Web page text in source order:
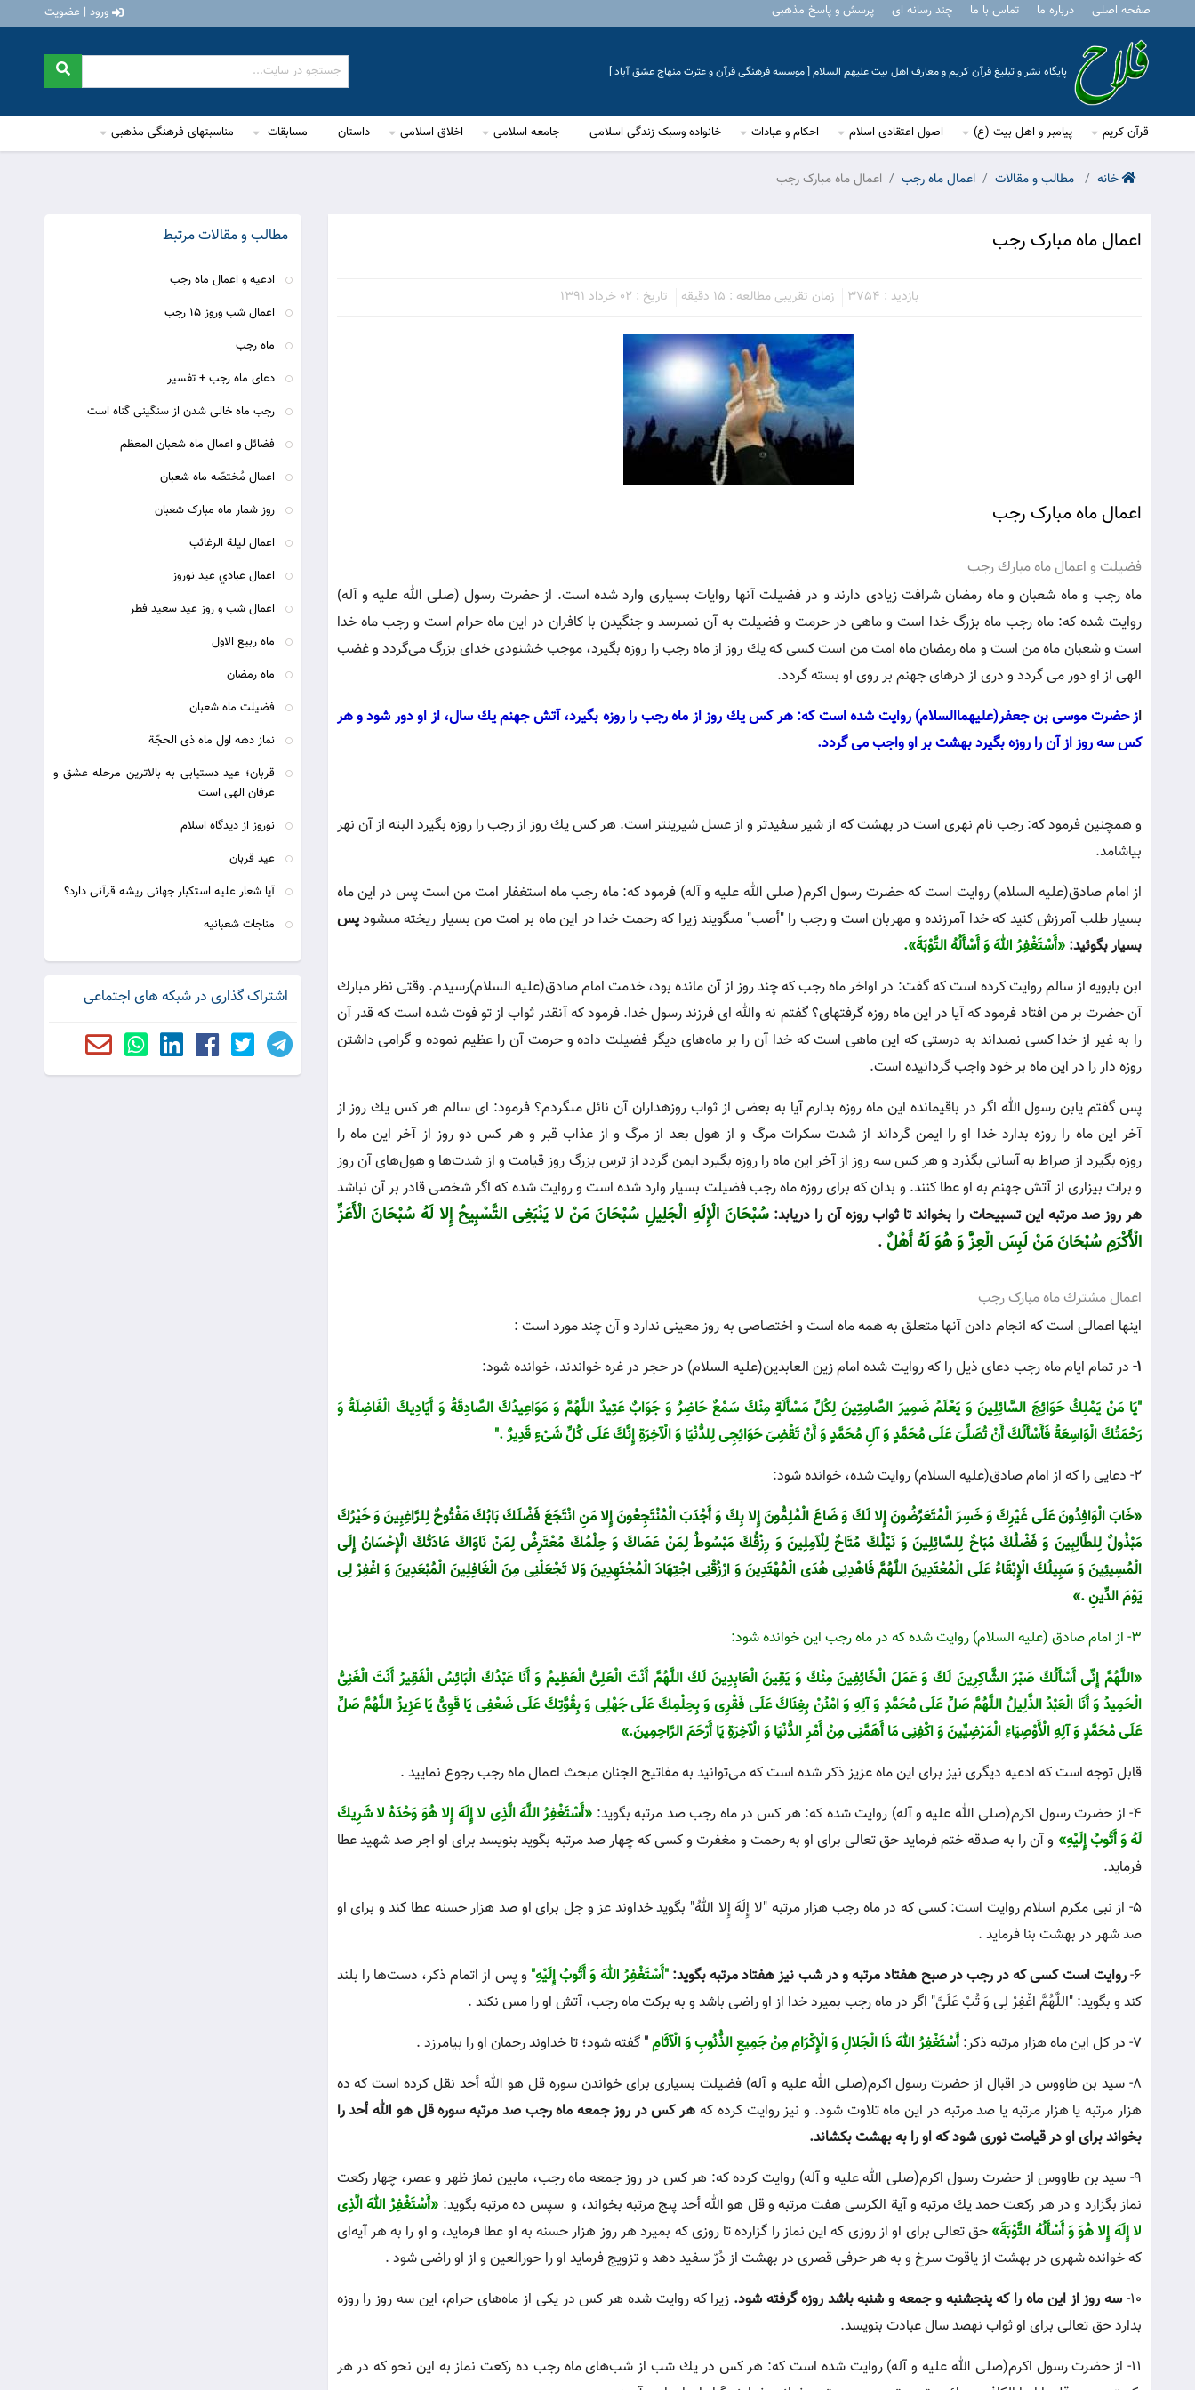
صفحه اصلی درباره ما تماس با ما چند رسانه ای پرسش و پاسخ مذهبی ورود | عضویت
پایگاه نشر و تبلیغ قرآن کریم و معارف اهل بیت علیهم السلام [ موسسه فرهنگی قرآن و عترت منهاج عشق آباد ]
قرآن کریم پیامبر و اهل بیت (ع) اصول اعتقادی اسلام احکام و عبادات خانواده وسبک زندگی اسلامی جامعه اسلامی اخلاق اسلامی داستان مسابقات مناسبتهای فرهنگی مذهبی
خانه مطالب و مقالات اعمال ماه رجب اعمال ماه مبارک رجب
اعمال ماه مبارک رجب
بازدید : 3754 زمان تقریبی مطالعه : 15 دقیقه تاریخ : 02 خرداد 1391
اعمال ماه مبارک رجب
فضیلت و اعمال ماه مبارك رجب
ماه رجب و ماه شعبان و ماه رمضان شرافت زیادی دارند و در فضیلت آنها روایات بسیاری وارد شده است. از حضرت رسول (صلى الله علیه و آله)
روایت شده كه: ماه رجب ماه بزرگ خدا است و ماهى در حرمت و فضیلت به آن نمى‏رسد و جنگیدن با كافران در این ماه حرام است و رجب ماه خدا
است و شعبان ماه من است و ماه رمضان ماه امت من است كسى كه یك روز از ماه رجب را روزه بگیرد، موجب خشنودى خدای بزرگ می‌گردد و غضب
الهى از او دور می گردد و درى از درهاى جهنم بر روى او بسته گردد.
از حضرت موسى بن جعفر(علیهماالسلام) روایت شده است كه: هر كس یك روز از ماه رجب را روزه بگیرد، آتش جهنم یك سال، از او دور شود و هر
كس سه روز از آن را روزه بگیرد بهشت بر او واجب می گردد.
و همچنین فرمود كه: رجب نام نهرى است در بهشت که از شیر سفیدتر و از عسل شیرین‏تر است. هر كس یك روز از رجب را روزه بگیرد البته از آن نهر
بیاشامد.
از امام صادق(علیه السلام) روایت است كه حضرت رسول اکرم( صلى الله علیه و آله) فرمود كه: ماه رجب ماه استغفار امت من است پس در این ماه
بسیار طلب آمرزش كنید كه خدا آمرزنده و مهربان است و رجب را "أصب" مى‏گویند زیرا كه رحمت خدا در این ماه بر امت من بسیار ریخته مى‏شودپس
بسیار بگوئید: «أَسْتَغْفِرُ اللهَ وَ أَسْأَلُهُ التَّوْبَةَ».
ابن بابویه از سالم روایت كرده است كه گفت: در اواخر ماه رجب كه چند روز از آن مانده بود، خدمت امام صادق(علیه السلام)رسیدم. وقتی نظر مبارك
آن حضرت بر من افتاد فرمود كه آیا در این ماه روزه گرفته‏اى؟ گفتم نه والله اى فرزند رسول خدا. فرمود كه آنقدر ثواب از تو فوت شده است كه قدر آن
را به غیر از خدا كسى نمى‏داند به درستى كه این ماهى است كه خدا آن را بر ماه‌هاى دیگر فضیلت داده و حرمت آن را عظیم نموده و گرامی داشتن
روزه دار را در این ماه بر خود واجب گردانیده است.
پس گفتم یابن رسول الله اگر در باقیمانده این ماه روزه بدارم آیا به بعضى از ثواب روزه‏داران آن نائل مى‏گردم؟ فرمود: اى سالم هر كس یك روز از
آخر این ماه را روزه بدارد خدا او را ایمن گرداند از شدت سكرات مرگ و از هول بعد از مرگ و از عذاب قبر و هر كس دو روز از آخر این ماه را
روزه بگیرد از صراط به آسانى بگذرد و هر كس سه روز از آخر این ماه را روزه بگیرد ایمن گردد از ترس بزرگ روز قیامت و از شدت‌ها و هول‌هاى آن روز
و برات بیزارى از آتش جهنم به او عطا كنند. و بدان كه براى روزه ماه رجب فضیلت بسیار وارد شده است و روایت شده كه اگر شخصی قادر بر آن نباشد
هر روز صد مرتبه این تسبیحات را بخواند تا ثواب روزه آن را دریابد:سُبْحَانَ الْإِلَهِ الْجَلِیلِ سُبْحَانَ مَنْ لا یَنْبَغِى التَّسْبِیحُ إِلا لَهُ سُبْحَانَ الْأَعَزِّ
الْأَكْرَمِ سُبْحَانَ مَنْ لَبِسَ الْعِزََّ وَ هُوَ لَهُ أَهْلٌ .
اعمال مشترك ماه مبارک رجب
اینها اعمالی است كه انجام دادن آنها متعلق به همه ماه است و اختصاصى به روز معینی ندارد و آن چند مورد است :
1- در تمام ایام ماه رجب دعای ذیل را که روایت شده امام زین العابدین(علیه السلام) در حجر در غره خواندند، خوانده شود:
"یَا مَنْ یَمْلِكُ حَوَائِجَ السَّائِلِینَ وَ یَعْلَمُ ضَمِیرَ الصَّامِتِینَ لِكُلِّ مَسْأَلَةٍ مِنْكَ سَمْعٌ حَاضِرٌ وَ جَوَابٌ عَتِیدٌ اللَّهُمَّ وَ مَوَاعِیدُكَ الصَّادِقَةُ وَ أَیَادِیكَ الْفَاضِلَةُ وَ
رَحْمَتُكَ الْوَاسِعَةُ فَأَسْأَلُكَ أَنْ تُصَلِّىَ عَلَى مُحَمَّدٍ وَ آلِ مُحَمَّدٍ وَ أَنْ تَقْضِىَ حَوَائِجِى لِلدُّنْیَا وَ الْآخِرَةِ إِنَّكَ عَلَى كُلِّ شَىْ‏ءٍ قَدِیرٌ ."
2- دعایی را كه از امام صادق(علیه السلام) روایت شده، خوانده شود:
«خَابَ الْوَافِدُونَ عَلَى غَیْرِكَ وَ خَسِرَ الْمُتَعَرِّضُونَ إِلا لَكَ وَ ضَاعَ الْمُلِمُّونَ إِلا بِكَ وَ أَجْدَبَ الْمُنْتَجِعُونَ إِلا مَنِ انْتَجَعَ فَضْلَكَ بَابُكَ مَفْتُوحٌ لِلرَّاغِبِینَ وَ خَیْرُكَ
مَبْذُولٌ لِلطَّالِبِینَ وَ فَضْلُكَ مُبَاحٌ لِلسَّائِلِینَ وَ نَیْلُكَ مُتَاحٌ لِلْآمِلِینَ وَ رِزْقُكَ مَبْسُوطٌ لِمَنْ عَصَاكَ وَ حِلْمُكَ مُعْتَرِضٌ لِمَنْ نَاوَاكَ عَادَتُكَ الْإِحْسَانُ إِلَى
الْمُسِیئِینَ وَ سَبِیلُكَ الْإِبْقَاءُ عَلَى الْمُعْتَدِینَ اللَّهُمَّ فَاهْدِنِى هُدَى الْمُهْتَدِینَ وَ ارْزُقْنِى اجْتِهَادَ الْمُجْتَهِدِینَ وَلا تَجْعَلْنِى مِنَ الْغَافِلِینَ الْمُبْعَدِینَ وَ اغْفِرْ لِى
یَوْمَ الدِّینِ .»
3- از امام صادق (علیه السلام) روایت شده كه در ماه رجب این خوانده شود:
«اللَّهُمَّ إِنِّى أَسْأَلُكَ صَبْرَ الشَّاكِرِینَ لَكَ وَ عَمَلَ الْخَائِفِینَ مِنْكَ وَ یَقِینَ الْعَابِدِینَ لَكَ اللَّهُمَّ أَنْتَ الْعَلِىُّ الْعَظِیمُ وَ أَنَا عَبْدُكَ الْبَائِسُ الْفَقِیرُ أَنْتَ الْغَنِىُّ
الْحَمِیدُ وَ أَنَا الْعَبْدُ الذَّلِیلُ اللَّهُمَّ صَلِّ عَلَى مُحَمَّدٍ وَ آلِهِ وَ امْنُنْ بِغِنَاكَ عَلَى فَقْرِى وَ بِحِلْمِكَ عَلَى جَهْلِى وَ بِقُوَّتِكَ عَلَى ضَعْفِى یَا قَوِىُّ یَا عَزِیزُ اللَّهُمَّ صَلِّ
عَلَى مُحَمَّدٍ وَ آلِهِ الْأَوْصِیَاءِ الْمَرْضِیِّینَ وَ اكْفِنِى مَا أَهَمَّنِى مِنْ أَمْرِ الدُّنْیَا وَ الْآخِرَةِ یَا أَرْحَمَ الرَّاحِمِینَ.»
قابل توجه است که ادعیه دیگری نیز برای این ماه عزیز ذکر شده است که می‌توانید به مفاتیح الجنان مبحث اعمال ماه رجب رجوع نمایید .
4- از حضرت رسول اکرم(صلى الله علیه و آله) روایت شده كه: هر كس در ماه رجب صد مرتبه بگوید:
«أَسْتَغْفِرُ اللَّهَ الَّذِى لا إِلَهَ إِلا هُوَ وَحْدَهُ لا شَرِیكَ
لَهُ وَ أَتُوبُ إِلَیْهِ» و آن را به صدقه ختم فرماید حق تعالى براى او به رحمت و مغفرت و كسى كه چهار صد مرتبه بگوید بنویسد براى او اجر صد شهید عطا
فرماید.
5- از نبی مکرم اسلام روایت است: كسى كه در ماه رجب هزار مرتبه "لا إِلَهَ إِلا اللهُ" بگوید خداوند عز و جل براى او صد هزار حسنه عطا کند و براى او
صد شهر در بهشت بنا فرماید .
6- روایت است كسى كه در رجب در صبح هفتاد مرتبه و در شب نیز هفتاد مرتبه بگوید:"أَسْتَغْفِرُ اللهَ وَ أَتُوبُ إِلَیْهِ" و پس از اتمام ذکر، دست‌ها را بلند
كند و بگوید: "اللَّهُمَّ اغْفِرْ لِى وَ تُبْ عَلَىَّ" اگر در ماه رجب بمیرد خدا از او راضى باشد و به بركت ماه رجب، آتش او را مس نكند .
7- در کل این ماه هزار مرتبه ذکر:
أَسْتَغْفِرُ اللهَ ذَا الْجَلالِ وَ الْإِكْرَامِ مِنْ جَمِیعِ الذُّنُوبِ وَ الْآثَامِ" گفته شود؛ تا خداوند رحمان او را بیامرزد .
8- سید بن طاووس در اقبال از حضرت رسول اکرم(صلى الله علیه و آله) فضیلت بسیاری براى خواندن سوره قل هو الله أحد نقل کرده است که ده
هزار مرتبه یا هزار مرتبه یا صد مرتبه در این ماه تلاوت شود. و نیز روایت كرده كه هر كس در روز جمعه ماه رجب صد مرتبه سوره قل هو الله أحد را
بخواند براى او در قیامت نورى شود كه او را به بهشت بكشاند.
9- سید بن طاووس از حضرت رسول اکرم(صلى الله علیه و آله) روایت كرده كه: هر كس در روز جمعه ماه رجب، مابین نماز ظهر و عصر، چهار ركعت
نماز بگزارد و در هر ركعت حمد یك مرتبه و آیة الكرسى هفت مرتبه و قل هو الله أحد پنج مرتبه بخواند، و سپس ده مرتبه بگوید: «أَسْتَغْفِرُ اللهَ الَّذِى
لا إِلَهَ إِلا هُوَ وَ أَسْأَلُهُ التَّوْبَةَ» حق تعالى براى او از روزى كه این نماز را گزارده تا روزى كه بمیرد هر روز هزار حسنه به او عطا فرماید، و او را به هر آیه‌ای
كه خوانده شهرى در بهشت از یاقوت سرخ و به هر حرفى قصرى در بهشت از دُرّ سفید دهد و تزویج فرماید او را حورالعین و از او راضى شود .
10- سه روز از این ماه را كه پنجشنبه و جمعه و شنبه باشد روزه گرفته شود. زیرا كه روایت شده هر كس در یكى از ماه‌هاى حرام، این سه روز را روزه
بدارد حق تعالى براى او ثواب نهصد سال عبادت بنویسد.
11- از حضرت رسول اکرم(صلی الله علیه و آله) روایت شده است كه: هر كس در یك شب از شب‌هاى ماه رجب ده ركعت نماز به این نحو که در هر
مطالب و مقالات مرتبط
ادعیه و اعمال ماه رجب
اعمال شب وروز 15 رجب
ماه رجب
دعای ماه رجب + تفسیر
رجب ماه خالی شدن از سنگینی گناه است
فضائل و اعمال ماه شعبان المعظم
اعمال مُختصّه ماه شعبان
روز شمار ماه مبارک شعبان
اعمال لیلة الرغائب
اعمال عبادي عيد نوروز
اعمال شب و روز عید سعید فطر
ماه ربیع الاول
ماه رمضان
فضیلت ماه شعبان
نماز دهه اول ماه ذى الحجّة
قربان؛ عید دستیابی به بالاترین مرحله عشق و
عرفان الهی است
نوروز از دیدگاه اسلام
عید قربان
آیا شعار علیه استکبار جهانی ریشه قرآنی دارد؟
مناجات شعبانیه
اشتراک گذاری در شبکه های اجتماعی